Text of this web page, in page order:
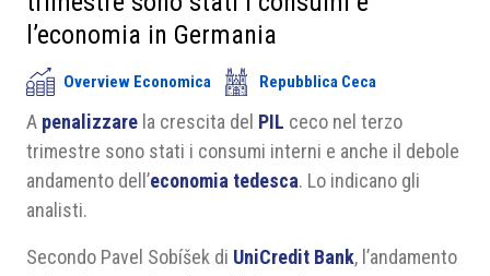
Partner
Area riservata
l’economia in Germania
Overview Economica Repubblica Ceca
A penalizzare la crescita del PIL ceco nel terzo
trimestre sono stati i consumi interni e anche il debole
andamento dell’economia tedesca. Lo indicano gli
analisti.
Secondo Pavel Sobíšek di UniCredit Bank, l’andamento